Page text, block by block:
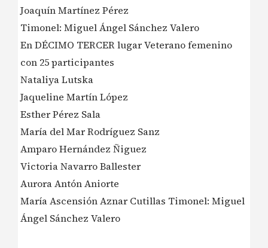
Joaquín Martínez Pérez
Timonel: Miguel Ángel Sánchez Valero
En DÉCIMO TERCER lugar Veterano femenino
con 25 participantes
Nataliya Lutska
Jaqueline Martín López
Esther Pérez Sala
María del Mar Rodríguez Sanz
Amparo Hernández Ñiguez
Victoria Navarro Ballester
Aurora Antón Aniorte
María Ascensión Aznar Cutillas Timonel: Miguel
Ángel Sánchez Valero